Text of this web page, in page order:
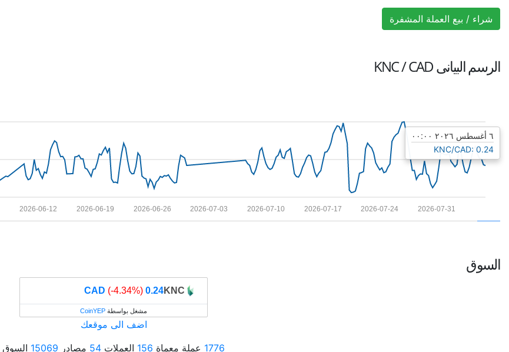
شراء / بيع العملة المشفرة
الرسم البيانىKNC / CAD
2026-07-31
2026-07-24
2026-07-17
2026-07-10
2026-07-03
2026-06-26
2026-06-19
2026-06-12
٦ أغسطس ٢٠٢٦ ٠٠:٠٠
KNC/CAD: 0.24
السوق
KNC
0.24 CAD
(‎-4.34%)
مشغل بواسطة CoinYEP
اضف الى موقعك
1776 عملة معماة 156 العملات 54 مصادر 15069 السوق